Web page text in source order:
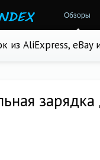
Обзоры
из AliExpress, eBay